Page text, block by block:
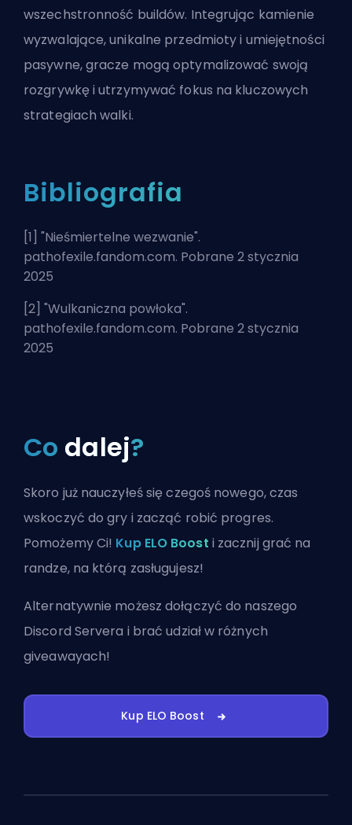
wszechstronność buildów. Integrując kamienie
wyzwalające, unikalne przedmioty i umiejętności
pasywne, gracze mogą optymalizować swoją
rozgrywkę i utrzymywać fokus na kluczowych
strategiach walki.
Bibliografia
[1] "Nieśmiertelne wezwanie".
pathofexile.fandom.com. Pobrane 2 stycznia
2025
[2] "Wulkaniczna powłoka".
pathofexile.fandom.com. Pobrane 2 stycznia
2025
Co dalej?
Skoro już nauczyłeś się czegoś nowego, czas
wskoczyć do gry i zacząć robić progres.
Pomożemy Ci! Kup ELO Boost i zacznij grać na
randze, na którą zasługujesz!
Alternatywnie możeszdołączyć do naszego
Discord Servera i brać udział w różnych
giveawayach!
Kup ELO Boost